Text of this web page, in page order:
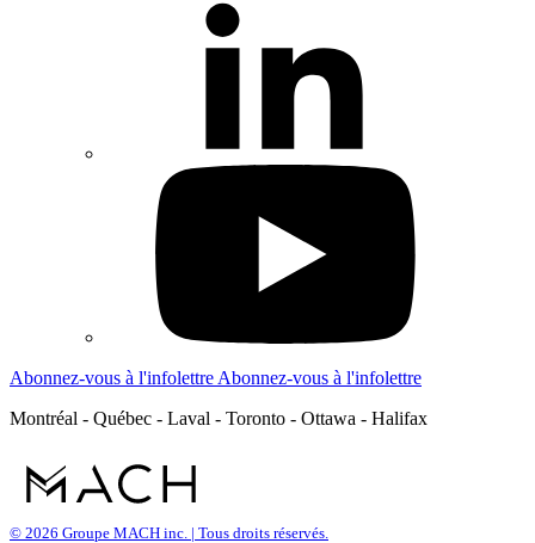
Abonnez-vous à l'infolettre Abonnez-vous à l'infolettre
Montréal - Québec - Laval - Toronto - Ottawa - Halifax
© 2026 Groupe MACH inc. | Tous droits réservés.